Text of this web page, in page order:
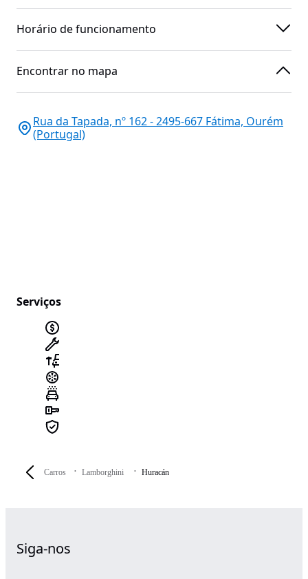
Carros Lamborghini Huracán
Horário de funcionamento
Encontrar no mapa
Rua da Tapada, nº 162 - 2495-667 Fátima, Ourém
(Portugal)
Serviços
Siga-nos